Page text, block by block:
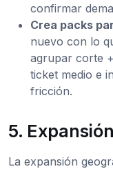
confirmar
Crea packs
nuevo con lo
agrupar corte
ticket medio e
fricción.
5.
La expansión